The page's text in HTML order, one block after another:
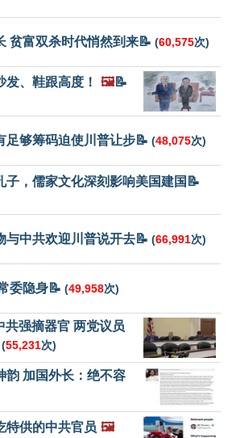
贫富双杀时代悄然到来📝 (60,575次)
、鞋跟高度！ 🖼️📝
足够筹码迫使川普让步📝 (48,075次)
子，儒家文化深刻影响美国建国📝
与中共欢迎川普说开去📝 (66,991次)
委隐身📝 (49,958次)
强摘器官 两党议员
(55,231次)
韵 加国外长：绝不容
特供的中共官员 🖼️